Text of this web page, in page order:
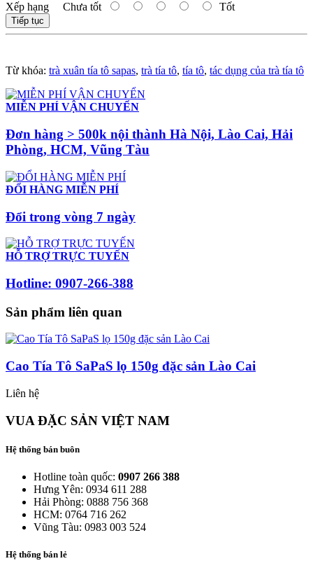
Xếp hạng Chưa tốt Tốt
Tiếp tục
Từ khóa: trà xuân tía tô sapas, trà tía tô, tía tô, tác dụng của trà tía tô
MIỄN PHÍ VẬN CHUYỂN
Đơn hàng > 500k nội thành Hà Nội, Lào Cai, Hải
Phòng, HCM, Vũng Tàu
ĐỔI HÀNG MIỄN PHÍ
Đổi trong vòng 7 ngày
HỖ TRỢ TRỰC TUYẾN
Hotline: 0907-266-388
Sản phẩm liên quan
Cao Tía Tô SaPaS lọ 150g đặc sản Lào Cai
Liên hệ
VUA ĐẶC SẢN VIỆT NAM
Hệ thống bán buôn
Hotline toàn quốc: 0907 266 388
Hưng Yên: 0934 611 288
Hải Phòng: 0888 756 368
HCM: 0764 716 262
Vũng Tàu: 0983 003 524
Hệ thống bán lẻ